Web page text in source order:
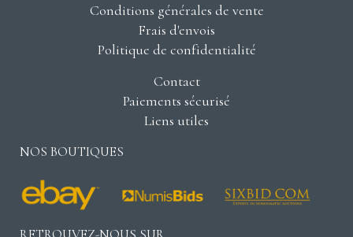
Conditions générales de vente
Frais d'envois
Politique de confidentialité
Contact
Paiements sécurisé
Liens utiles
NOS BOUTIQUES